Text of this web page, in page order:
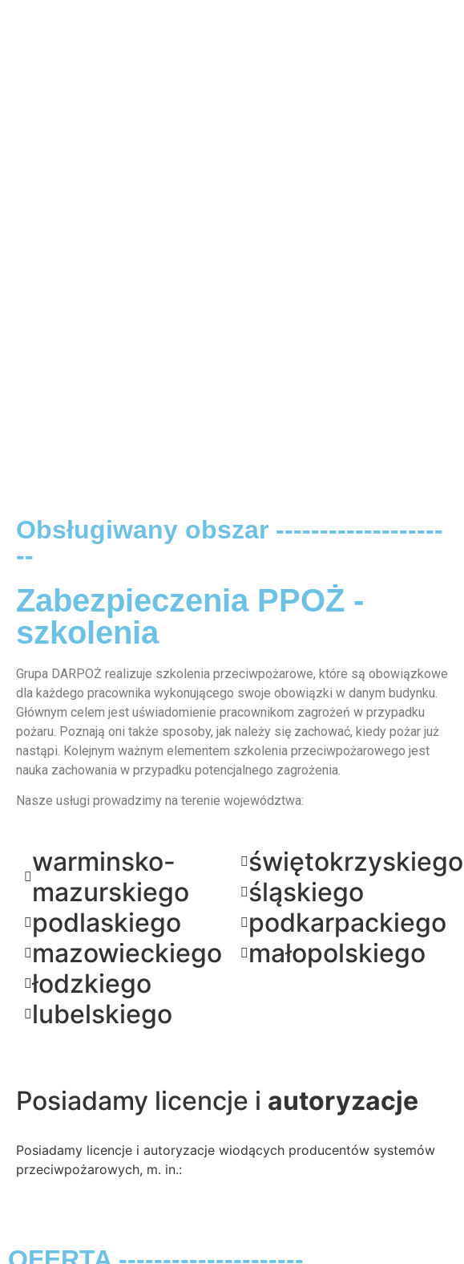
Obsługiwany obszar -------------------
--
Zabezpieczenia PPOŻ -
szkolenia
Grupa DARPOŻ realizuje szkolenia przeciwpożarowe, które są obowiązkowe
dla każdego pracownika wykonującego swoje obowiązki w danym budynku.
Głównym celem jest uświadomienie pracownikom zagrożeń w przypadku
pożaru. Poznają oni także sposoby, jak należy się zachować, kiedy pożar już
nastąpi. Kolejnym ważnym elementem szkolenia przeciwpożarowego jest
nauka zachowania w przypadku potencjalnego zagrożenia.
Nasze usługi prowadzimy na terenie województwa:
warminsko-
mazurskiego
podlaskiego
mazowieckiego
łodzkiego
lubelskiego
świętokrzyskiego
śląskiego
podkarpackiego
małopolskiego
Posiadamy licencje i autoryzacje
Posiadamy licencje i autoryzacje wiodących producentów systemów
przeciwpożarowych, m. in.: